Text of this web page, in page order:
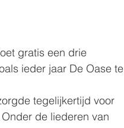
gratis een drie
ieder jaar De Oase te
tegelijkertijd voor
de liederen van